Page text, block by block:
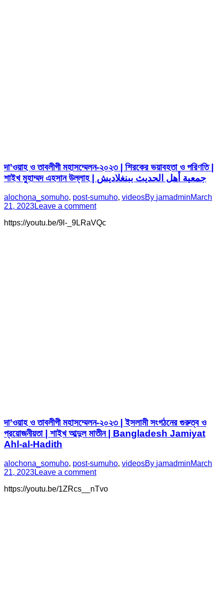
দা’ওয়াহ ও তাবলীগী মহাসম্মেলন-২০২৩ | শিরকের ভয়াবহতা ও পরিণতি |
শাইখ মুহাম্মদ এহসান উল্লাহ | جمعية أهل الحديث ببنغلاديش
alochona_somuho, post-sumuho, videosBy jamadminMarch
21, 2023Leave a comment
https://youtu.be/9l-_9LRaVQc
দা’ওয়াহ ও তাবলীগী মহাসম্মেলন-২০২৩ | ইসলামী সংগঠনের গুরুত্ব ও
প্রয়োজনীয়তা | শাইখ আব্দুল মাতীন | Bangladesh Jamiyat
Ahl-al-Hadith
alochona_somuho, post-sumuho, videosBy jamadminMarch
21, 2023Leave a comment
https://youtu.be/1ZRcs__nTvo